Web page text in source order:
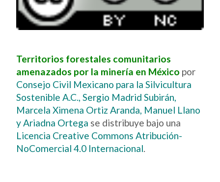
Territorios forestales comunitarios
amenazados por la minería en México por
Consejo Civil Mexicano para la Silvicultura
Sostenible A.C., Sergio Madrid Subirán,
Marcela Ximena Ortiz Aranda, Manuel Llano
y Ariadna Ortega se distribuye bajo una
Licencia Creative Commons Atribución-
NoComercial 4.0 Internacional.